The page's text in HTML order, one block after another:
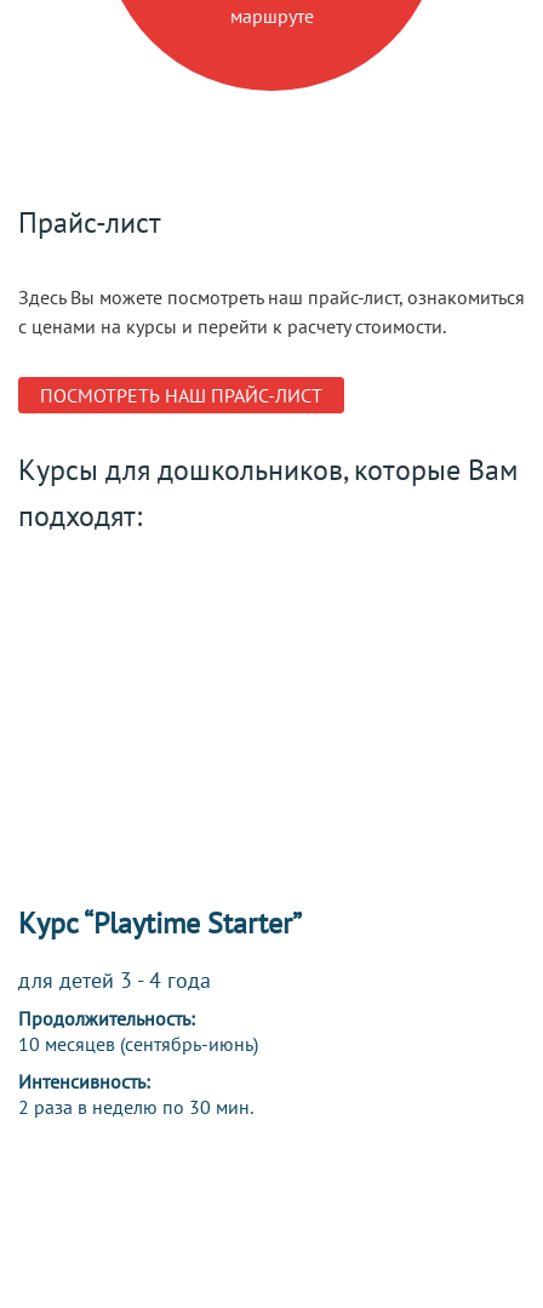
маршруте
Прайс-лист
Здесь Вы можете посмотреть наш прайс-лист, ознакомиться
с ценами на курсы и перейти к расчету стоимости.
ПОСМОТРЕТЬ НАШ ПРАЙС-ЛИСТ
Курсы для дошкольников, которые Вам
подходят:
Курс “Playtime Starter”
для детей 3 - 4 года
Продолжительность:
10 месяцев (сентябрь-июнь)
Интенсивность:
2 раза в неделю по 30 мин.